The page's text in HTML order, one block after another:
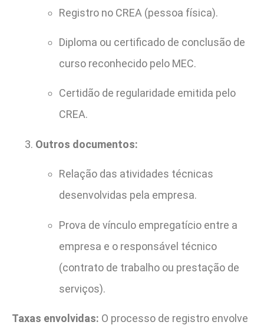
Registro no CREA (pessoa física).
Diploma ou certificado de conclusão de
curso reconhecido pelo MEC.
Certidão de regularidade emitida pelo
CREA.
Outros documentos:
Relação das atividades técnicas
desenvolvidas pela empresa.
Prova de vínculo empregatício entre a
empresa e o responsável técnico
(contrato de trabalho ou prestação de
serviços).
Taxas envolvidas: O processo de registro envolve